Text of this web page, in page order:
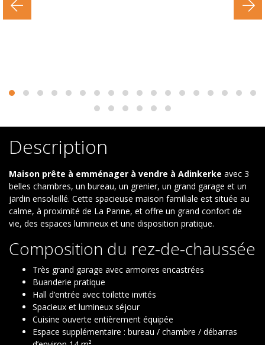
Description
Maison prête à emménager à vendre à Adinkerke avec 3
belles chambres, un bureau, un grenier, un grand garage et un
jardin ensoleillé. Cette spacieuse maison familiale est située au
calme, à proximité de La Panne, et offre un grand confort de
vie, des espaces lumineux et une disposition pratique.
Composition du rez-de-chaussée
Très grand garage avec armoires encastrées
Buanderie pratique
Hall d’entrée avec toilette invités
Spacieux et lumineux séjour
Cuisine ouverte entièrement équipée
Espace supplémentaire : bureau / chambre / débarras